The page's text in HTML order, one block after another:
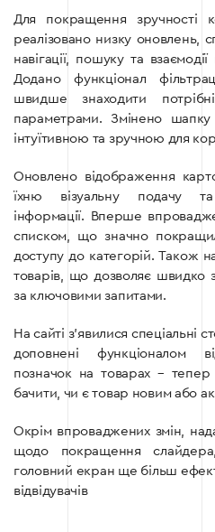
Для покращення зручності
реалізовано низку оновлень,
навігації, пошуку та
Додано функціонал
швидше знаходити
параметрами. Змінено
інтуїтивною та зручною для
Оновлено відображення
їхню візуальну подачу
інформації. Вперше
списком, що значно
доступу до категорій. Також
товарів, що дозволяє швидко
за ключовими запитами.
На сайті з’явилися спеціальні
доповнені функціоналом
позначок на товарах – тепер
бачити, чи є товар новим або
Окрім впроваджених змін,
щодо покращення
головний екран ще більш
відвідувачів